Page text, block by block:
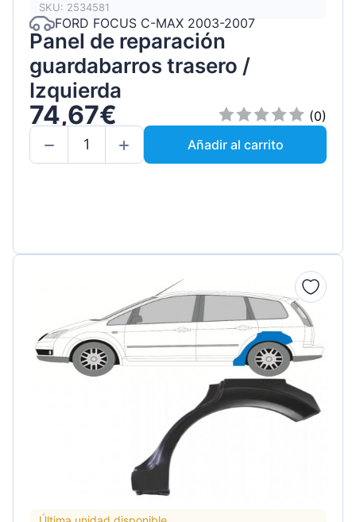
SKU: 2534581
FORD FOCUS C-MAX 2003-2007
Panel de reparación
guardabarros trasero /
Izquierda
74,67€
(0)
Añadir al carrito